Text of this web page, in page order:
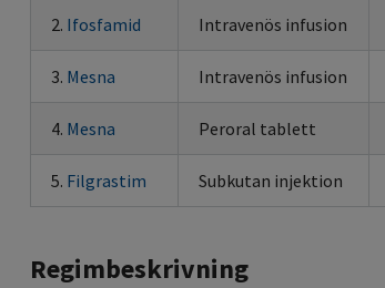
2. Ifosfamid Intravenös infusion
3. Mesna Intravenös infusion
4. Mesna Peroral tablett
5. Filgrastim Subkutan injektion
Regimbeskrivning